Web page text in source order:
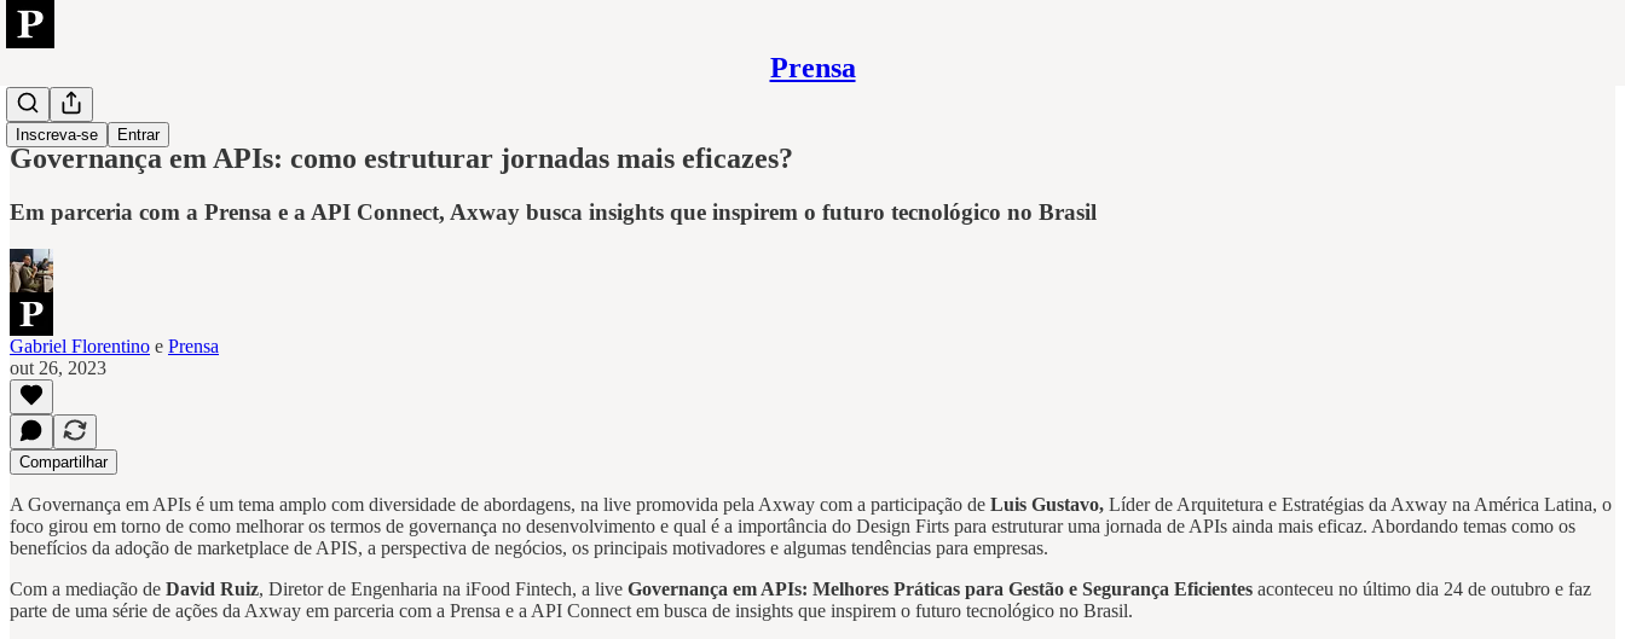
Prensa
Inscreva-se Entrar
Axway
Governança em APIs: como estruturar jornadas mais eficazes?
Em parceria com a Prensa e a API Connect, Axway busca insights que inspirem o futuro tecnológico no Brasil
Gabriel Florentino e Prensa
out 26, 2023
Compartilhar
A Governança em APIs é um tema amplo com diversidade de abordagens, na live promovida pela Axway com a participação de Luis Gustavo, Líder de Arquitetura e Estratégias da Axway na América Latina, o
foco girou em torno de como melhorar os termos de governança no desenvolvimento e qual é a importância do Design Firts para estruturar uma jornada de APIs ainda mais eficaz. Abordando temas como os
benefícios da adoção de marketplace de APIS, a perspectiva de negócios, os principais motivadores e algumas tendências para empresas.
Com a mediação de David Ruiz, Diretor de Engenharia na iFood Fintech, a live Governança em APIs: Melhores Práticas para Gestão e Segurança Eficientes aconteceu no último dia 24 de outubro e faz
parte de uma série de ações da Axway em parceria com a Prensa e a API Connect em busca de insights que inspirem o futuro tecnológico no Brasil.